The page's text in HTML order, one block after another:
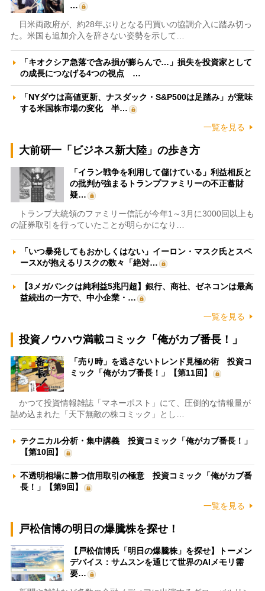
…
日米両政府が、約28年ぶりとなる円買いの協調介入に踏み切っ
た。米国も追加介入を辞さない姿勢を示して…
「キオクシア急落で含み損が膨らんで…」損失を投資家として
の成長につなげる4つの視点 …
「NYダウは高値更新、ナスダック・S&P500は足踏み」が意味
する米国株市場の変化 半…
一覧を見る
大前研一「ビジネス新大陸」の歩き方
「イラン戦争を利用して儲けている」利益相反と
の批判が強まるトランプファミリーの不正蓄財
疑…
トランプ大統領のファミリー信託が今年1～3月に3000回以上も
の証券取引を行っていたことが明らかになり…
「いつ暴発してもおかしくはない」イーロン・マスク氏とスペ
ースXが抱えるリスクの数々「絶対…
【3メガバンクは純利益5兆円超】銀行、商社、ゼネコンは最高
益続出の一方で、中小企業・…
一覧を見る
投資ノウハウ満載コミック「俺がカブ番長！」
「売り時」を逃さないトレンド見極め術 投資コ
ミック「俺がカブ番長！」【第11回】
かつて投資情報雑誌「マネーポスト」にて、圧倒的な情報量が
詰め込まれた「天下無敵の株コミック」とし…
テクニカル分析・集中講義 投資コミック「俺がカブ番長！」
【第10回】
不透明相場に勝つ信用取引の極意 投資コミック「俺がカブ番
長！」【第9回】
一覧を見る
戸松信博の明日の爆騰株を探せ！
【戸松信博氏「明日の爆騰株」を探せ】トーメン
デバイス：サムスンを通じて世界のAIメモリ需
要…